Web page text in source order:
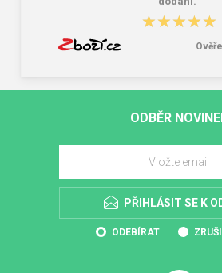
★★★★★
★★★★★
ODBĚR
PŘIHLÁSIT SE K
ODEBÍRAT